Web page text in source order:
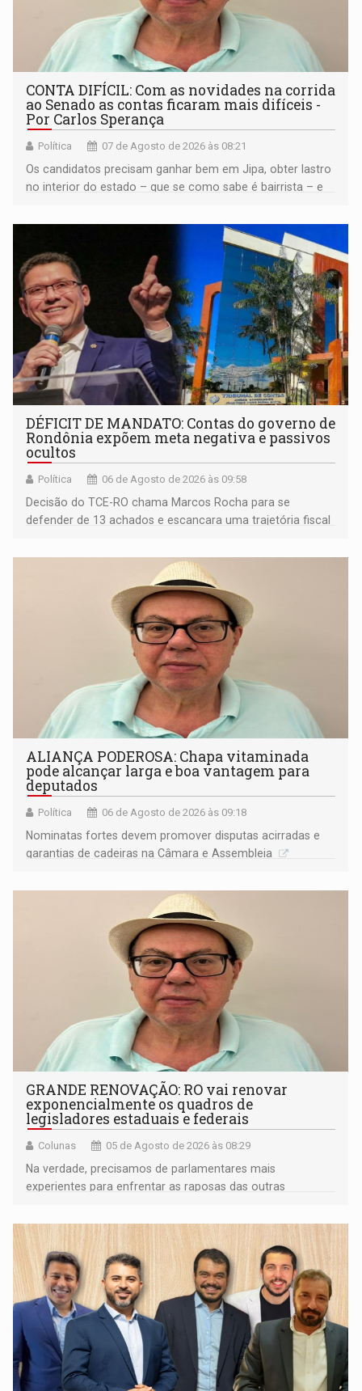
CONTA DIFÍCIL: Com as novidades na corrida
ao Senado as contas ficaram mais difíceis -
Por Carlos Sperança
Política 07 de Agosto de 2026 às 08:21
Os candidatos precisam ganhar bem em Jipa, obter lastro
no interior do estado – que se como sabe é bairrista – e
garantir
DÉFICIT DE MANDATO: Contas do governo de
Rondônia expõem meta negativa e passivos
ocultos
Política 06 de Agosto de 2026 às 09:58
Decisão do TCE-RO chama Marcos Rocha para se
defender de 13 achados e escancara uma trajetória fiscal
mandato
ALIANÇA PODEROSA: Chapa vitaminada
pode alcançar larga e boa vantagem para
deputados
Política 06 de Agosto de 2026 às 09:18
Nominatas fortes devem promover disputas acirradas e
garantias de cadeiras na Câmara e Assembleia
GRANDE RENOVAÇÃO: RO vai renovar
exponencialmente os quadros de
legisladores estaduais e federais
Colunas 05 de Agosto de 2026 às 08:29
Na verdade, precisamos de parlamentares mais
experientes para enfrentar as raposas das outras